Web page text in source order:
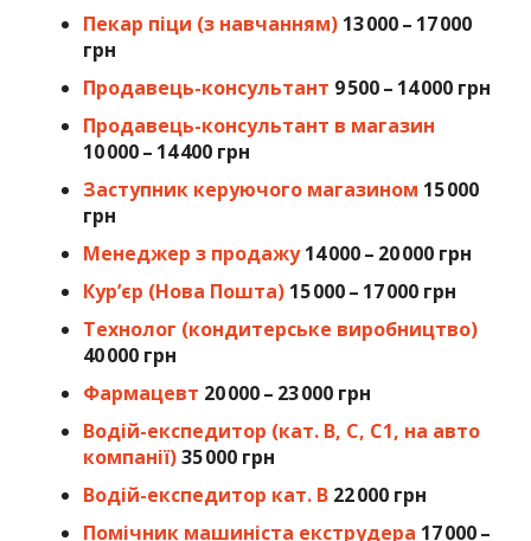
Пекар піци (з навчанням) 13 000 – 17 000
грн
Продавець-консультант 9 500 – 14 000 грн
Продавець-консультант в магазин
10 000 – 14 400 грн
Заступник керуючого магазином 15 000
грн
Менеджер з продажу 14 000 – 20 000 грн
Кур’єр (Нова Пошта) 15 000 – 17 000 грн
Технолог (кондитерське виробництво)
40 000 грн
Фармацевт 20 000 – 23 000 грн
Водій-експедитор (кат. В, С, С1, на авто
компанії) 35 000 грн
Водій-експедитор кат. В22 000 грн
Помічник машиніста екструдера 17 000 –